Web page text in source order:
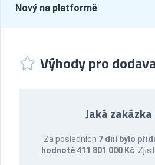
Nový na platformě
Výhody pro
Jaká
Za posledních 7 dní bylo
hodnotě 411 801 000 Kč .